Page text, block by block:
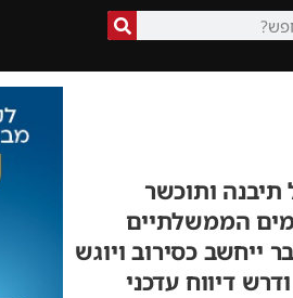
בכותל תיבנה ותוכשר
הממשלתיים
וקבעו כי אם הרשויות לא יחליטו בתוך 45 יום, הדבר ייחשב כסירוב ויוגש
דיווח עדכני